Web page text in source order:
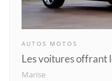
AUTOS MOTOS
Les voitures offrant
Marise